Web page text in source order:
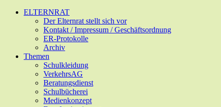
Zum
Hauptinhalt
ELTERNRAT
Der Elternrat stellt sich vor
Kontakt / Impressum / Geschäftsordnung
ER-Protokolle
Archiv
Themen
Schulkleidung
VerkehrsAG
Beratungsdienst
Schulbücherei
Medienkonzept